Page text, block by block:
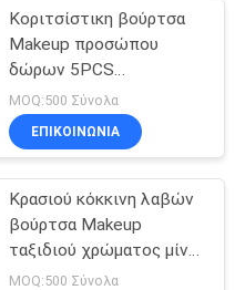
Κοριτσίστικη βούρτσα
Makeup προσώπου
δώρων 5PCS
καλλυντική που τίθεται
με το ρόδινο σύνολο
βουρτσών ταξιδιού
MOQ:500 Σύνολα
ΕΠΙΚΟΙΝΩΝΙΑ
Κρασιού κόκκινη λαβών
βούρτσα Makeup
ταξιδιού χρώματος μίνι
που τίθεται με τη
MOQ:500 Σύνολα